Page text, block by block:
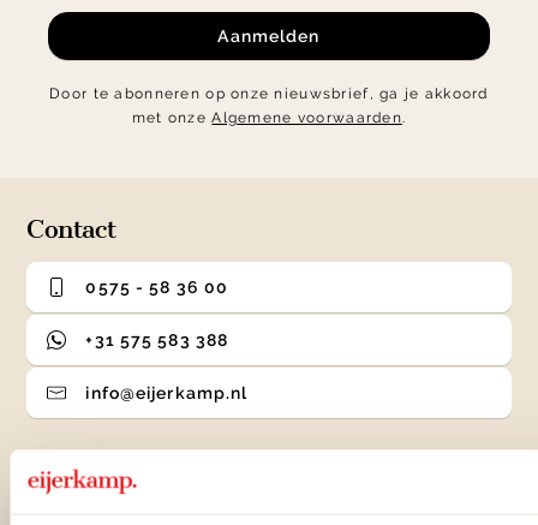
Aanmelden
Door te abonneren op onze nieuwsbrief, ga je akkoord
met onzeAlgemene voorwaarden.
Contact
0575 - 58 36 00
+31 575 583 388
info@eijerkamp.nl
Winkels